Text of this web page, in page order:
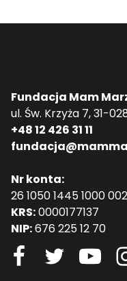
Fundacja Mam
ul. Św. Krzyża 7, 31-
+48 12 426 31 11
Nr konta:
26 1050 1445 1000
KRS:0000177137
NIP:676 225 12 70